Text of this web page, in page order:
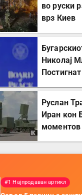
во руски
врз Киев
Николај
Руслан
Иран кон
моментов
#1 Најпродаван артикл